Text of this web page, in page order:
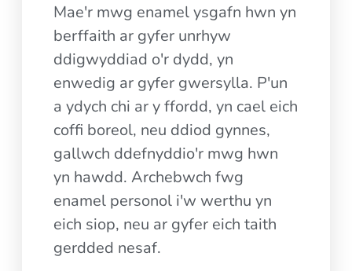
Mae'r mwg enamel ysgafn hwn yn
berffaith ar gyfer unrhyw
ddigwyddiad o'r dydd, yn
enwedig ar gyfer gwersylla. P'un
a ydych chi ar y ffordd, yn cael eich
coffi boreol, neu ddiod gynnes,
gallwch ddefnyddio'r mwg hwn
yn hawdd. Archebwch fwg
enamel personol i'w werthu yn
eich siop, neu ar gyfer eich taith
gerdded nesaf.